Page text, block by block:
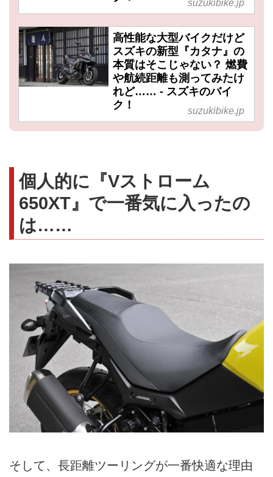
suzukibike.jp
高性能な大型バイクだけど
スズキの新型『カタナ』の
本質はそこじゃない？ 燃費
や航続距離も測ってみたけ
れど…… - スズキのバイ
ク！
suzukibike.jp
個人的に『Vストローム
650XT』で一番気に入ったの
は……
そして、長距離ツーリングが一番快適な理由